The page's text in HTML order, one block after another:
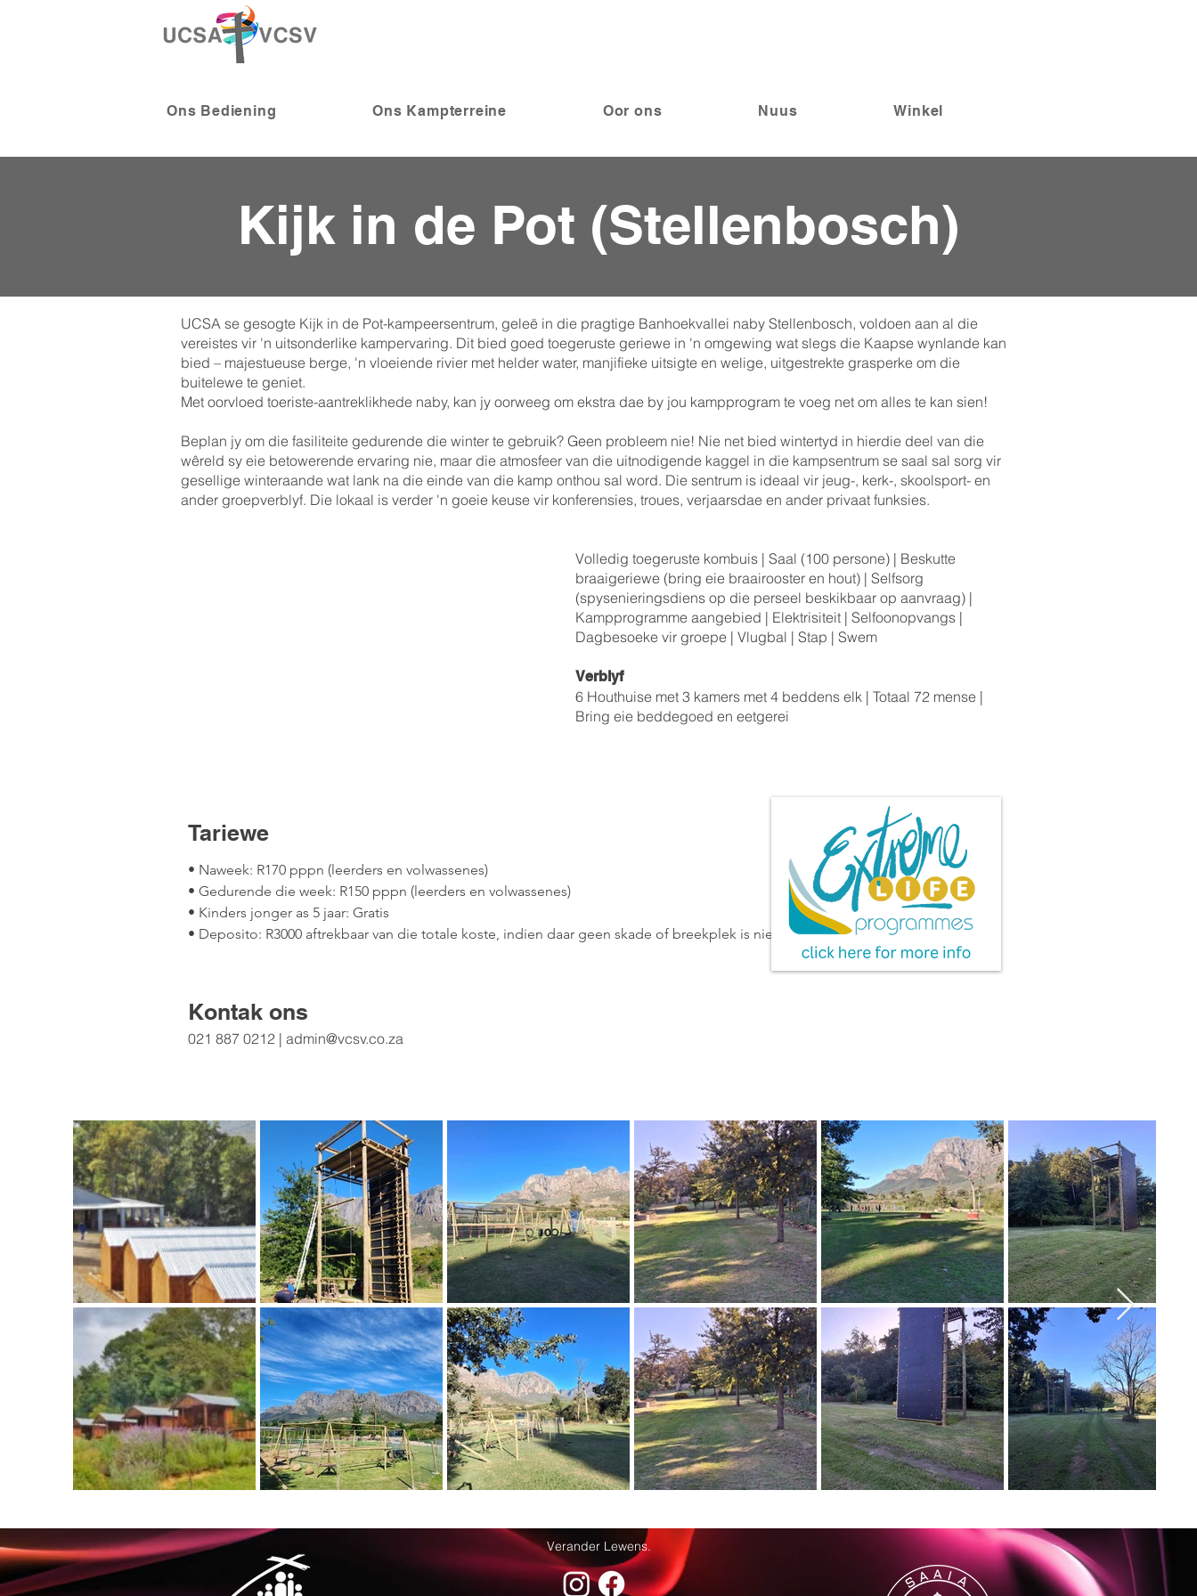
Ons Bediening Ons Kampterreine Oor ons Nuus Winkel
Kijk in de Pot (Stellenbosch)
UCSA se gesogte Kijk in de Pot-kampeersentrum, geleë in die pragtige Banhoekvallei naby Stellenbosch, voldoen aan al die
vereistes vir 'n uitsonderlike kampervaring. Dit bied goed toegeruste geriewe in 'n omgewing wat slegs die Kaapse wynlande kan
bied – majestueuse berge, 'n vloeiende rivier met helder water, manjifieke uitsigte en welige, uitgestrekte grasperke om die
buitelewe te geniet.
Met oorvloed toeriste-aantreklikhede naby, kan jy oorweeg om ekstra dae by jou kampprogram te voeg net om alles te kan sien!
Beplan jy om die fasiliteite gedurende die winter te gebruik? Geen probleem nie! Nie net bied wintertyd in hierdie deel van die
wêreld sy eie betowerende ervaring nie, maar die atmosfeer van die uitnodigende kaggel in die kampsentrum se saal sal sorg vir
gesellige winteraande wat lank na die einde van die kamp onthou sal word. Die sentrum is ideaal vir jeug-, kerk-, skoolsport- en
ander groepverblyf. Die lokaal is verder 'n goeie keuse vir konferensies, troues, verjaarsdae en ander privaat funksies.
Volledig toegeruste kombuis | Saal (100 persone) | Beskutte
braaigeriewe (bring eie braairooster en hout) | Selfsorg
(spysenieringsdiens op die perseel beskikbaar op aanvraag) |
Kampprogramme aangebied | Elektrisiteit | Selfoonopvangs |
Dagbesoeke vir groepe | Vlugbal | Stap | Swem
Verblyf
6 Houthuise met 3 kamers met 4 beddens elk | Totaal 72 mense |
Bring eie beddegoed en eetgerei
Tariewe
• Naweek: R170 pppn (leerders en volwassenes)
• Gedurende die week: R150 pppn (leerders en volwassenes)
• Kinders jonger as 5 jaar: Gratis
• Deposito: R3000 aftrekbaar van die totale koste, indien daar geen skade of breekplek is nie. Geen terugbetalings nie.
Die volgende is ingesluit in die fooie:
• Volledig toegeruste kombuis (Bring jou eie eetgerei)
Funksies
• Naweke: R9600 vir die saal, kombuis plus twee hutte vir een nag (24 persone)
• Midweek: R6600 vir die saal, kombuis plus twee hutte vir een nag (24 persone)
Aankoms- en vertrektyd vir Funksies: 08:00 – 23:00
Dagbesoekers
• R95 per persoon. Minimum van 30 persone.
• R2260 Braai: bring jou eie hout en braaier.
• Deposito van R3000 (aftrekbaar)
• 'n Ekstra R1510 vir die gebruik van die saal en kombuis vir dagbesoekers.
Gefasiliteerde Programme
• Weekdae: R120 pp minimum van 30 mense – verskeidenheid aktiwiteite, avontuurprogram ingesluit
• Naweke: R130 pp minimum van 30 mense - verskeidenheid aktiwiteite, avontuurprogram
• 2-nag program: R260 pp minimum van 30 mense - verskeidenheid aktiwiteite, avontuurprogram
program.
Kontak ons
021 887 0212 | admin@vcsv.co.za
Verander Lewens.